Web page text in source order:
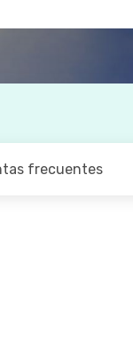
frecuentes